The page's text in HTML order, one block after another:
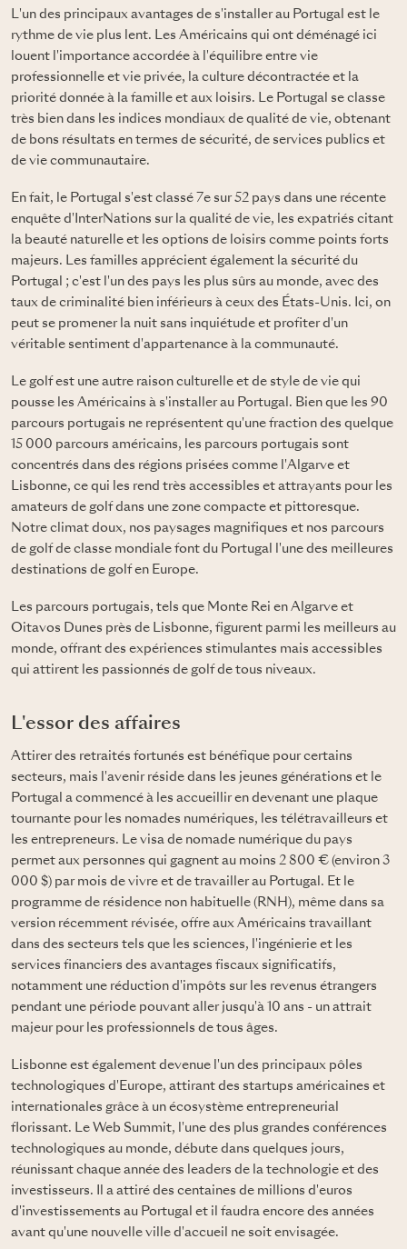
L'un des principaux avantages de s'installer au Portugal est le
rythme de vie plus lent. Les Américains qui ont déménagé ici
louent l'importance accordée à l'équilibre entre vie
professionnelle et vie privée, la culture décontractée et la
priorité donnée à la famille et aux loisirs. Le Portugal se classe
très bien dans les indices mondiaux de qualité de vie, obtenant
de bons résultats en termes de sécurité, de services publics et
de vie communautaire.
En fait, le Portugal s'est classé 7e sur 52 pays dans une récente
enquête d'InterNations sur la qualité de vie, les expatriés citant
la beauté naturelle et les options de loisirs comme points forts
majeurs. Les familles apprécient également la sécurité du
Portugal ; c'est l'un des pays les plus sûrs au monde, avec des
taux de criminalité bien inférieurs à ceux des États-Unis. Ici, on
peut se promener la nuit sans inquiétude et profiter d'un
véritable sentiment d'appartenance à la communauté.
Le golf est une autre raison culturelle et de style de vie qui
pousse les Américains à s'installer au Portugal. Bien que les 90
parcours portugais ne représentent qu'une fraction des quelque
15 000 parcours américains, les parcours portugais sont
concentrés dans des régions prisées comme l'Algarve et
Lisbonne, ce qui les rend très accessibles et attrayants pour les
amateurs de golf dans une zone compacte et pittoresque.
Notre climat doux, nos paysages magnifiques et nos parcours
de golf de classe mondiale font du Portugal l'une des meilleures
destinations de golf en Europe.
Les parcours portugais, tels que Monte Rei en Algarve et
Oitavos Dunes près de Lisbonne, figurent parmi les meilleurs au
monde, offrant des expériences stimulantes mais accessibles
qui attirent les passionnés de golf de tous niveaux.
L'essor des affaires
Attirer des retraités fortunés est bénéfique pour certains
secteurs, mais l'avenir réside dans les jeunes générations et le
Portugal a commencé à les accueillir en devenant une plaque
tournante pour les nomades numériques, les télétravailleurs et
les entrepreneurs. Le visa de nomade numérique du pays
permet aux personnes qui gagnent au moins 2 800 € (environ 3
000 $) par mois de vivre et de travailler au Portugal. Et le
programme de résidence non habituelle (RNH), même dans sa
version récemment révisée, offre aux Américains travaillant
dans des secteurs tels que les sciences, l'ingénierie et les
services financiers des avantages fiscaux significatifs,
notamment une réduction d'impôts sur les revenus étrangers
pendant une période pouvant aller jusqu'à 10 ans - un attrait
majeur pour les professionnels de tous âges.
Lisbonne est également devenue l'un des principaux pôles
technologiques d'Europe, attirant des startups américaines et
internationales grâce à un écosystème entrepreneurial
florissant. Le Web Summit, l'une des plus grandes conférences
technologiques au monde, débute dans quelques jours,
réunissant chaque année des leaders de la technologie et des
investisseurs. Il a attiré des centaines de millions d'euros
d'investissements au Portugal et il faudra encore des années
avant qu'une nouvelle ville d'accueil ne soit envisagée.